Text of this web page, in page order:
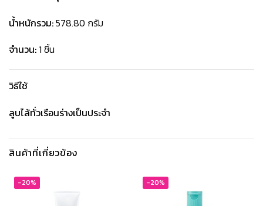
น้ำหนักรวม:578.80 กรัม
จำนวน: 1 ชิ้น
วิธีใช้
ลูบไล้ทั่วเรือนร่างเป็นประจำ
สินค้าที่เกี่ยวข้อง
-20% -20%